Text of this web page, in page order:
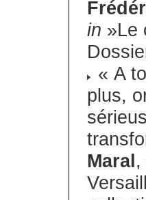
in »Le
« A
plus,
Maral ,